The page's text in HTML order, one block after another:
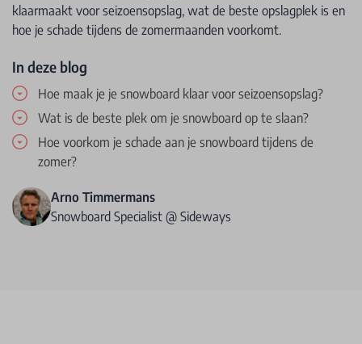
klaarmaakt voor seizoensopslag, wat de beste opslagplek is en
hoe je schade tijdens de zomermaanden voorkomt.
In deze blog
Hoe maak je je snowboard klaar voor seizoensopslag?
Wat is de beste plek om je snowboard op te slaan?
Hoe voorkom je schade aan je snowboard tijdens de
zomer?
Arno Timmermans
Snowboard Specialist @ Sideways